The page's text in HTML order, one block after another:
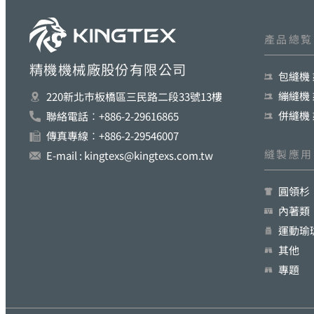
精機機械廠股份有限公司
220新北巿板橋區三民路二段33號13樓
聯絡電話︰+886-2-29616865
傳真專線︰+886-2-29546007
E-mail : kingtexs@kingtexs.com.tw
產品總覧
包縫機
繃縫機
併縫機
縫製應用
圓領杉
內著類
運動瑜
其他
專題